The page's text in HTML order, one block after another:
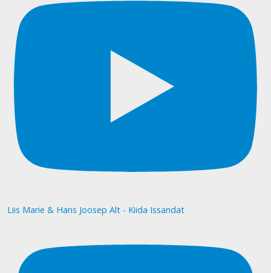
Liis Marie & Hans Joosep Alt - Kiida Issandat